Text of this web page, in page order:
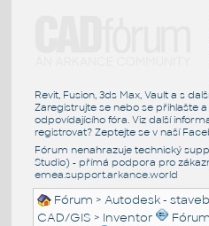
Revit, Fusion, 3ds Max, Vault a s
Zaregistrujte se nebo se přihlašte
odpovídajícího fóra. Viz další
registrovat? Zeptejte se v naší
Fórum nenahrazuje technický
Studio) - přímá podpora pro
emea.support.arkance.world
Fórum >Autodesk -
CAD/GIS > Inventor